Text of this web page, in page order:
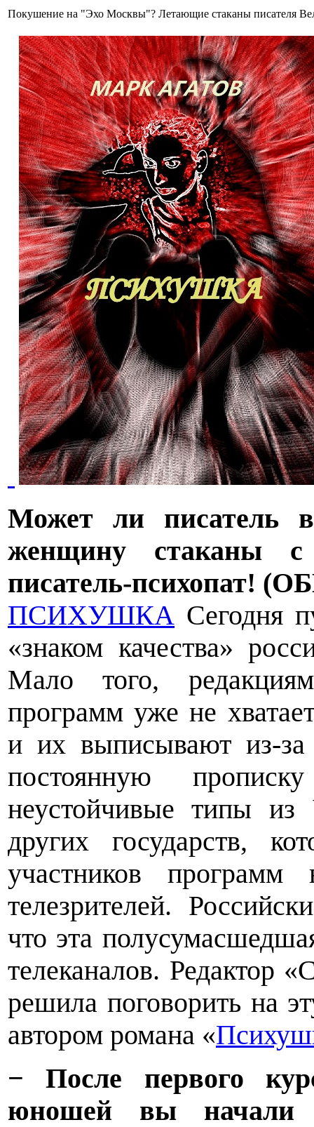
Покушение на "Эхо Москвы"? Летающие стаканы писателя
Может ли писатель
женщину стаканы
писатель-психопат!
ПСИХУШКА Сегодня
«знаком качества»
Мало того, редакциям
программ уже не
и их выписывают из-
постоянную
неустойчивые типы
других государств,
участников
телезрителей.
что эта
телеканалов.
решила поговорить на
автором романа «
− После первого
юношей вы начали